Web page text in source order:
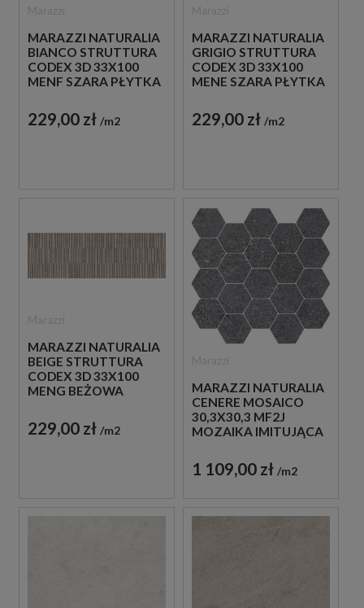
MARAZZI NATURALIA
BIANCO STRUTTURA
CODEX 3D 33X100
MENF SZARA PŁYTKA
ŚCIENNA IMITUJĄCA
KAMIEŃ
229,00 zł m2
MARAZZI NATURALIA
GRIGIO STRUTTURA
CODEX 3D 33X100
MENE SZARA PŁYTKA
ŚCIENNA IMITUJĄCA
KAMIEŃ
229,00 zł m2
MARAZZI NATURALIA
BEIGE STRUTTURA
CODEX 3D 33X100
MENG BEŻOWA
STRUKTURALNA
ŚCIENNA IMITUJĄCA
229,00 zł m2
MARAZZI NATURALIA
CENERE MOSAICO
30,3X30,3 MF2J
MOZAIKA IMITUJĄCA
KOLORZE
1 109,00 zł m2